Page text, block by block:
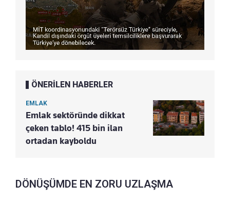
ÖNERİLEN HABERLER
EMLAK
Emlak sektöründe dikkat
çeken tablo! 415 bin ilan
ortadan kayboldu
DÖNÜŞÜMDE EN ZORU UZLAŞMA